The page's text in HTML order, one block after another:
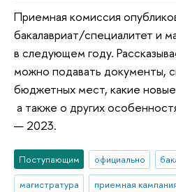
Приемная комиссия
бакалавриат/специалитет и
в следующем году.
можно подавать документы,
бюджетных мест, какие
а также о других
— 2023.
Поступающим официально
магистратура
приемная